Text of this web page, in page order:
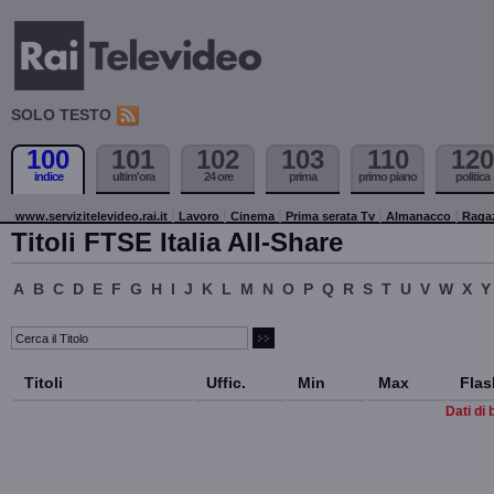
SOLO TESTO
100
indice
101
ultim'ora
102
24 ore
103
prima
110
primo piano
120
politica
www.servizitelevideo.rai.it Lavoro Cinema Prima serata Tv Almanacco
Titoli FTSE Italia All-Share
A B C D E F G H I J K L M N O P Q R S T U V W X Y
Titoli Uffic. Min Max
Dati di